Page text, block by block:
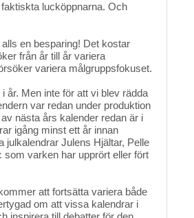
lucköppnarna. Och
en besparing! Det kostar
från år till år variera
variera målgruppsfokuset.
år. Men inte för att vi blev rädda
var redan under produktion
nästa års kalender redan är i
igång minst ett år innan
julkalendrar Julens Hjältar, Pelle
varken har upprört eller fört
att fortsätta variera både
om att vissa kalendrar i